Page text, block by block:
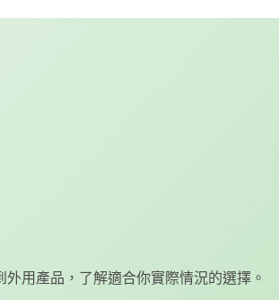
用產品，了解適合你實際情況的選擇。